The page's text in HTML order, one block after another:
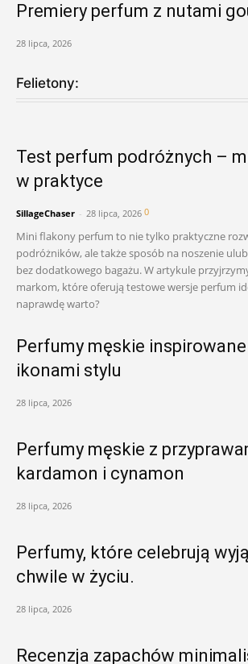
Premiery perfum z nutami
28 lipca, 2026
Felietony:
Test perfum podróżnych –
w praktyce
SillageChaser - 28 lipca, 2026 0
Mini flakony perfum to nie tylko praktyczne
podróżników, ale także sposób na noszenie
bez dodatkowego bagażu. W artykule
markom, które oferują testowe wersje perfum
naprawdę warto?
Perfumy męskie
ikonami stylu
28 lipca, 2026
Perfumy męskie z
kardamon i cynamon
28 lipca, 2026
Perfumy, które celebrują
chwile w życiu.
28 lipca, 2026
Recenzja zapachów